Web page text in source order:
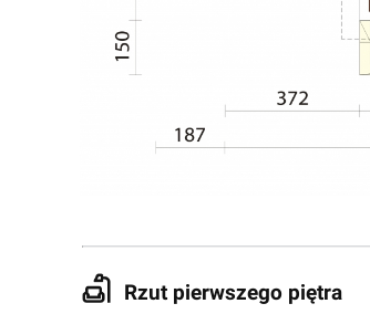
Rzut pierwszego piętra